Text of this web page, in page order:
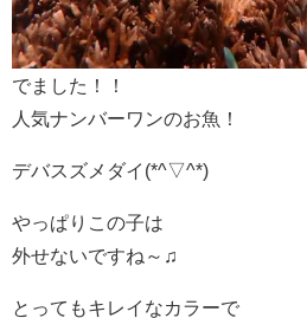
でました！！
人気ナンバーワンのお魚！
デバスズメダイ(*^▽^*)
やっぱりこの子は
外せないですね～♫
とってもキレイなカラーで